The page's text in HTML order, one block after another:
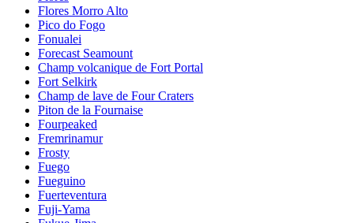
Flores Morro Alto
Pico do Fogo
Fonualei
Forecast Seamount
Champ volcanique de Fort Portal
Fort Selkirk
Champ de lave de Four Craters
Piton de la Fournaise
Fourpeaked
Fremrinamur
Frosty
Fuego
Fueguino
Fuerteventura
Fuji-Yama